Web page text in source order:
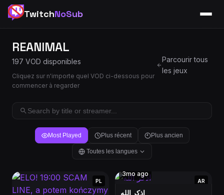
TwitchNoSub
REANIMAL
197 VOD disponibles
Cliquez sur n'importe quel VOD ci-dessous pour
commencer à regarder
Parcourir tous
les jeux
Most Played Plus récent Plus ancien
Toutes les langues
PL
3mo ago
AR
اذكر الله